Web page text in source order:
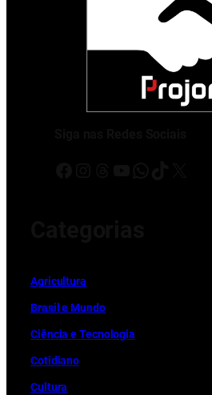
Agricultura
Brasil e Mundo
Ciência e Tecnologia
Cotidiano
Cultura